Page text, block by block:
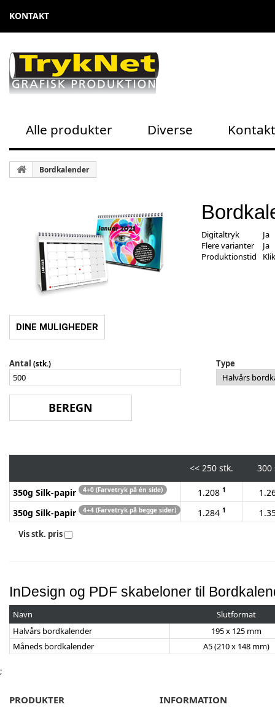
KONTAKT
Alle produkter Diverse
Bordkalender
Digitaltryk
Ja
Flere varianter
Ja
Produktionstid
DINE MULIGHEDER
Antal (stk.) Type
<< 250 stk. 300
350g Silk-papir 4+0 (Farvetryk på én side) 1.208 1
350g Silk-papir
4+4 (Farvetryk på begge sider) 1.284 1
Vis stk. pris
InDesign og PDF skabeloner til
Navn
Slutformat
Halvårs bordkalender
195 x 125 mm
Måneds bordkalender
A5 (210 x 148 mm)
;
PRODUKTER INFORMATION